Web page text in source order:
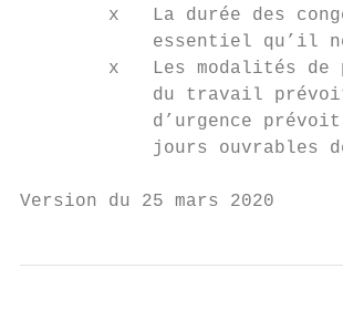
x   La durée des
essentiel qu’il
x   Les modalités de
du travail
d’urgence
jours ouvrables
Version du 25 mars 2020